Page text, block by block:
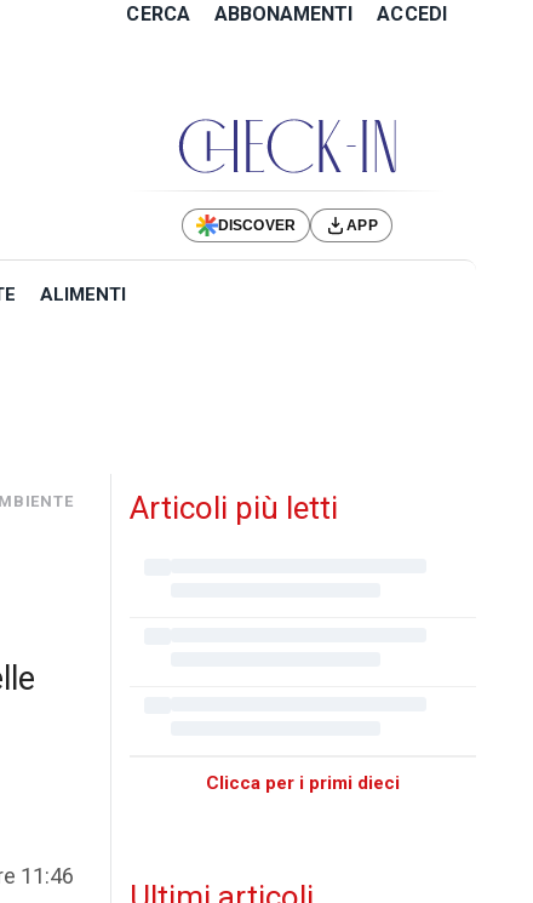
CERCA ABBONAMENTI ACCEDI
DISCOVER APP
ALIMENTI
11:46
Articoli più letti
Clicca per i primi dieci